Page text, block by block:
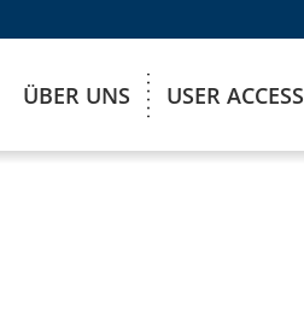
ÜBER UNS USER ACCESS